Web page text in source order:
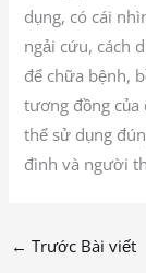
dụng, có cái
ngải cứu, cách
để chữa bệnh,
tương đồng
thể sử dụng
đình và người
← Trước Bài viết